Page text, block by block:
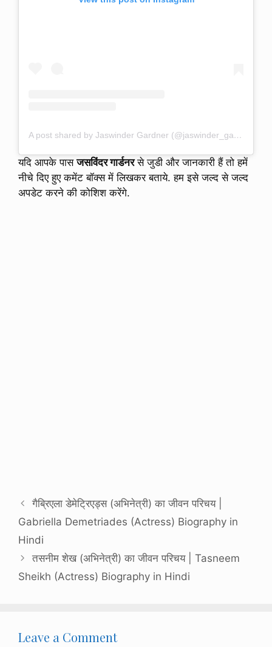
A post shared by Jaswinder Gardner (@jaswinder_gardner)
यदि आपके पासजसविंदर गार्डनरसे जुडी और जानकारी हैं तो हमें
नीचे दिए हुए कमेंट बॉक्स में लिखकर बताये. हम इसे जल्द से जल्द
अपडेट करने की कोशिश करेंगे.
गैब्रिएला डेमेट्रिएड्स (अभिनेत्री) का जीवन परिचय |
Gabriella Demetriades (Actress) Biography in
Hindi
तसनीम शेख (अभिनेत्री) का जीवन परिचय | Tasneem
Sheikh (Actress) Biography in Hindi
Leave a Comment